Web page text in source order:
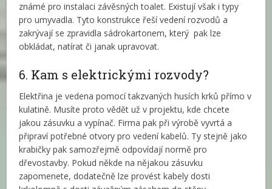
známé pro instalaci závěsných toalet. Existují však i typy
pro umyvadla. Tyto konstrukce řeší vedení rozvodů a
zakrývají se zpravidla sádrokartonem, který pak lze
obkládat, natírat či janak upravovat.
6. Kam s elektrickými rozvody?
Elektřina je vedena pomocí takzvaných husích krků přímo v
kulatině. Musíte proto vědět už v projektu, kde chcete
jakou zásuvku a vypínač. Firma pak při výrobě vyvrtá a
připraví potřebné otvory pro vedení kabelů. Ty stejně jako
krabičky pak samozřejmě odpovídají normě pro
dřevostavby. Pokud někde na nějakou zásuvku
zapomenete, dodatečně lze provést kabely dosti